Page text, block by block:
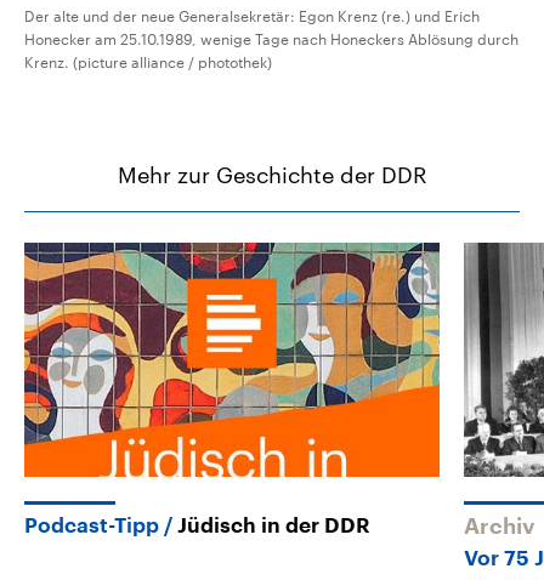
Der alte und der neue Generalsekretär: Egon Krenz (re.) und Erich
Honecker am 25.10.1989, wenige Tage nach Honeckers Ablösung durch
Krenz. (picture alliance / photothek)
Mehr zur Geschichte der DDR
Podcast-Tipp Jüdisch in der DDR Archiv
Vor 75